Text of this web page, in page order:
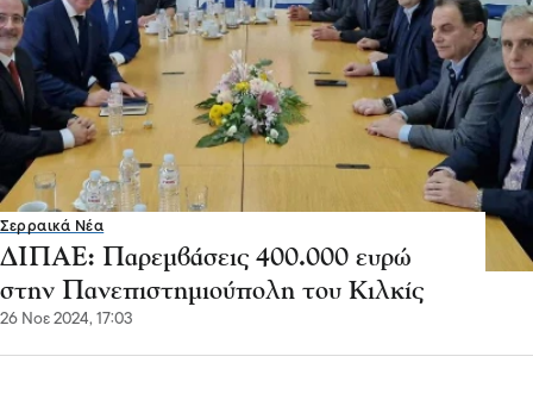
Σερραικά Νέα
ΔΙΠΑΕ: Παρεμβάσεις 400.000 ευρώ
στην Πανεπιστημιούπολη του Κιλκίς
26 Νοε 2024, 17:03